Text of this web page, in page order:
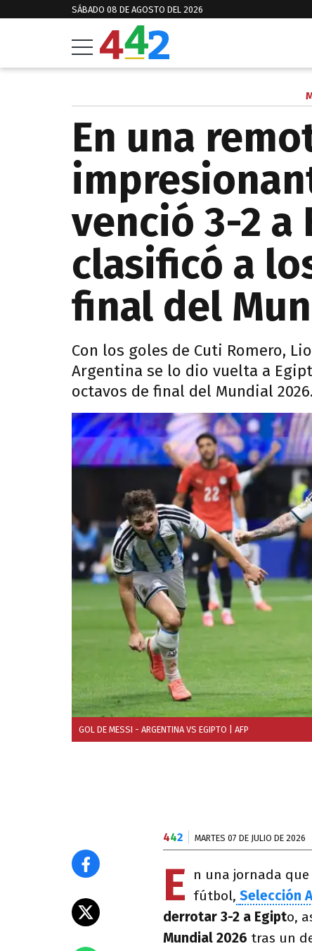
SÁBADO 08 DE AGOSTO DEL 2026
En una
venció 3-2 a
clasificó a
final del
Con los goles de Cuti Romero,
Argentina se lo dio vuelta a
octavos de final del Mundial 2026.
GOL DE MESSI - ARGENTINA VS EGIPTO | AFP
442 MARTES 07 DE JULIO DE 2026
E
n una jornada
fútbol, Selección
derrotar 3-2 a Egipto,
Mundial 2026 tras un